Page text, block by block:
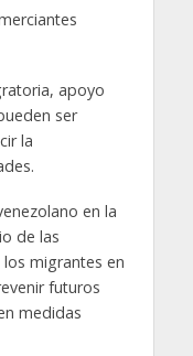
apoyo
ser
la
en la
de las
migrantes en
futuros
medidas